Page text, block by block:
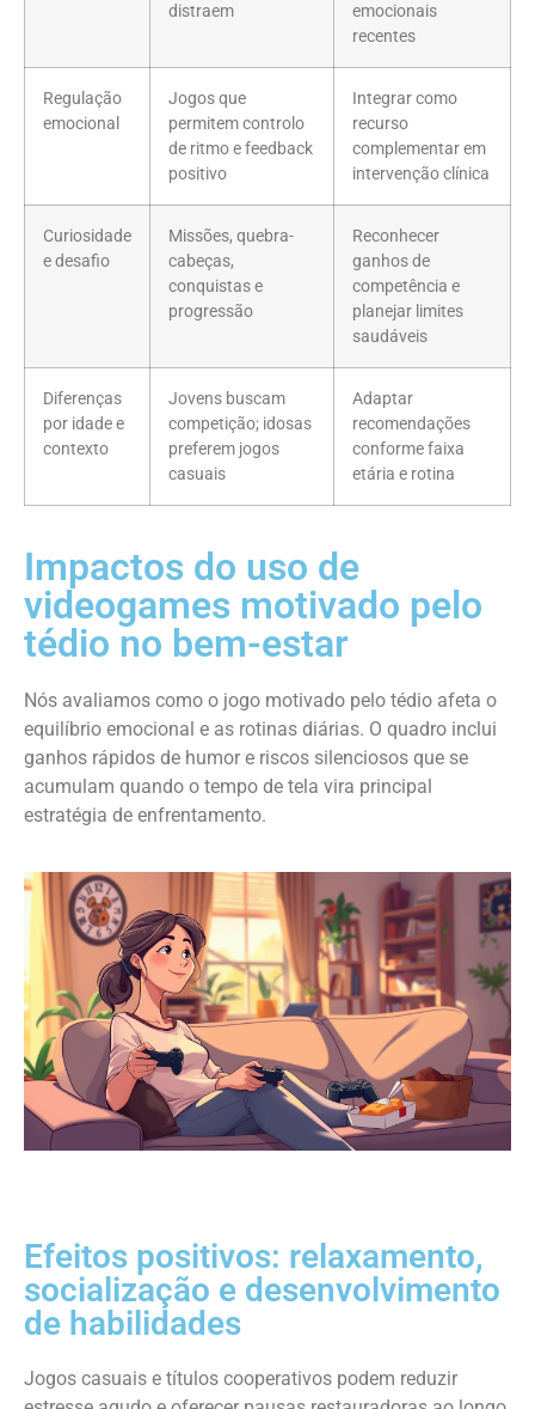
distraem
emocionais
recentes
Regulação
emocional
Jogos que
permitem controlo
de ritmo e feedback
positivo
Integrar como
recurso
complementar em
intervenção clínica
Curiosidade
e desafio
Missões, quebra-
cabeças,
conquistas e
progressão
Reconhecer
ganhos de
competência e
planejar limites
saudáveis
Diferenças
por idade e
contexto
Jovens buscam
competição; idosas
preferem jogos
casuais
Adaptar
recomendações
conforme faixa
etária e rotina
Impactos do uso de
videogames motivado pelo
tédio no bem-estar
Nós avaliamos como o jogo motivado pelo tédio afeta o
equilíbrio emocional e as rotinas diárias. O quadro inclui
ganhos rápidos de humor e riscos silenciosos que se
acumulam quando o tempo de tela vira principal
estratégia de enfrentamento.
Efeitos positivos: relaxamento,
socialização e desenvolvimento
de habilidades
Jogos casuais e títulos cooperativos podem reduzir